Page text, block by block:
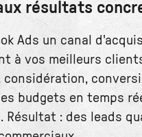
résultats
Ads un canal
à vos meilleurs
budgets en temps
Résultat : des leads